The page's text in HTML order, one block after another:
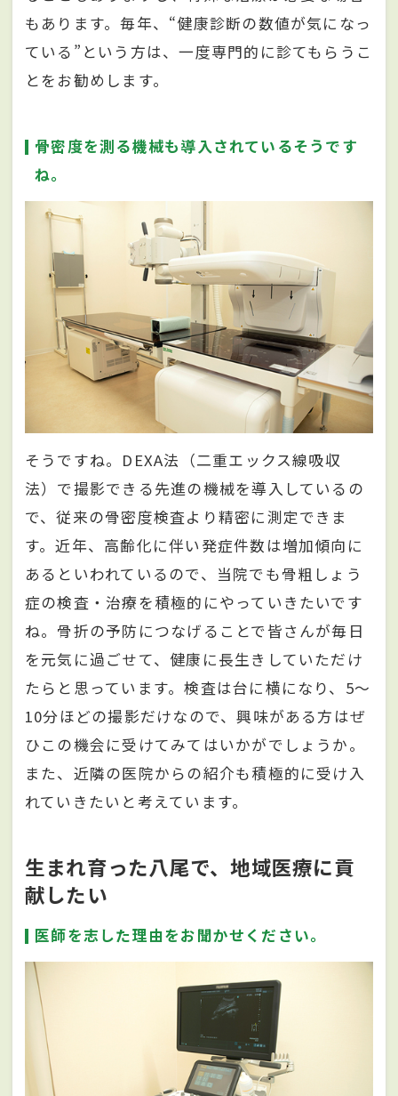
もあります。毎年、“健康診断の数値が気になっ
ている”という方は、一度専門的に診てもらうこ
とをお勧めします。
骨密度を測る機械も導入されているそうです
ね。
そうですね。DEXA法（二重エックス線吸収
法）で撮影できる先進の機械を導入しているの
で、従来の骨密度検査より精密に測定できま
す。近年、高齢化に伴い発症件数は増加傾向に
あるといわれているので、当院でも骨粗しょう
症の検査・治療を積極的にやっていきたいです
ね。骨折の予防につなげることで皆さんが毎日
を元気に過ごせて、健康に長生きしていただけ
たらと思っています。検査は台に横になり、5～
10分ほどの撮影だけなので、興味がある方はぜ
ひこの機会に受けてみてはいかがでしょうか。
また、近隣の医院からの紹介も積極的に受け入
れていきたいと考えています。
生まれ育った八尾で、地域医療に貢
献したい
医師を志した理由をお聞かせください。